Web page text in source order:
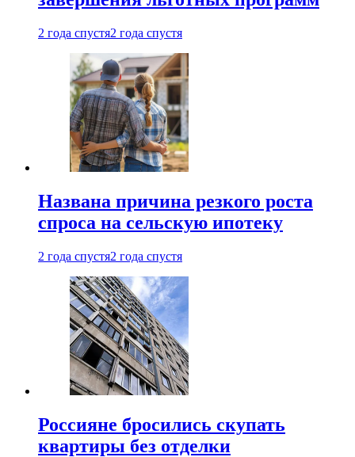
2 года спустя2 года спустя
Названа причина резкого роста
спроса на сельскую ипотеку
2 года спустя2 года спустя
Россияне бросились скупать
квартиры без отделки